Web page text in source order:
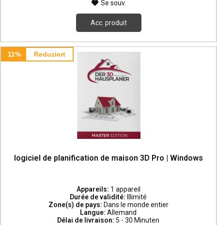
Se souv.
Acc. produit
11% Reduziert
logiciel de planification de maison 3D Pro | Windows
Appareils: 1 appareil
Durée de validité:
Illimité
Zone(s) de pays: Dans le monde entier
Langue:Allemand
Délai de livraison: 5 - 30 Minuten